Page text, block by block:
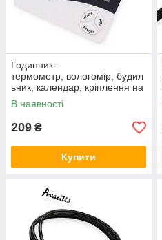
Годинник-
термометр, вологомір, будил
ьник, календар, кріплення на
стіну
В наявності
209 ₴
Купити